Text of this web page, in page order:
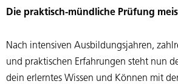
Die praktisch-mündliche Prüfung
Nach intensiven Ausbildungsjahren,
und praktischen Erfahrungen steht nun
dein erlerntes Wissen und Können mit